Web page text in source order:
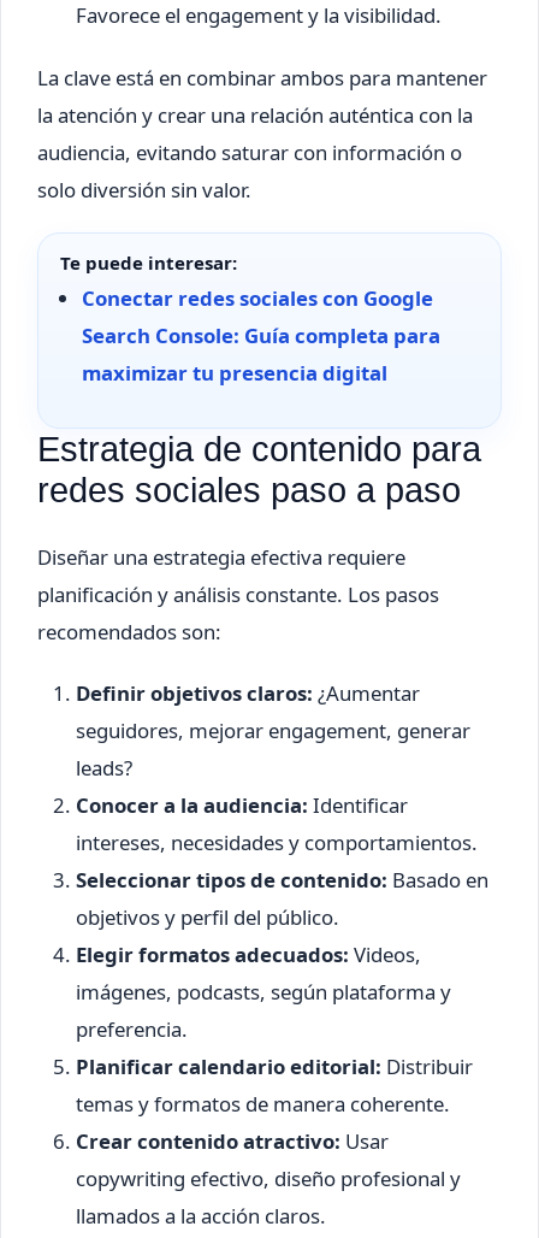
Favorece el engagement y la visibilidad.
La clave está en combinar ambos para mantener
la atención y crear una relación auténtica con la
audiencia, evitando saturar con información o
solo diversión sin valor.
Te puede interesar:
Conectar redes sociales con Google
Search Console: Guía completa para
maximizar tu presencia digital
Estrategia de contenido para
redes sociales paso a paso
Diseñar una estrategia efectiva requiere
planificación y análisis constante. Los pasos
recomendados son:
Definir objetivos claros: ¿Aumentar
seguidores, mejorar engagement, generar
leads?
Conocer a la audiencia: Identificar
intereses, necesidades y comportamientos.
Seleccionar tipos de contenido: Basado en
objetivos y perfil del público.
Elegir formatos adecuados: Videos,
imágenes, podcasts, según plataforma y
preferencia.
Planificar calendario editorial: Distribuir
temas y formatos de manera coherente.
Crear contenido atractivo: Usar
copywriting efectivo, diseño profesional y
llamados a la acción claros.